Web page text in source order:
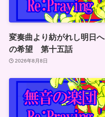
変奏曲より紡がれし明日へ
の希望 第十五話
2026年8月8日